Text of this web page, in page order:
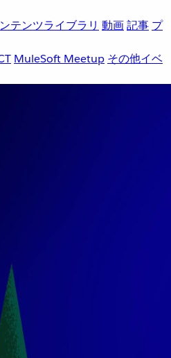
テンツライブラリ 動画記事 プ
MuleSoft Meetup その他イベ